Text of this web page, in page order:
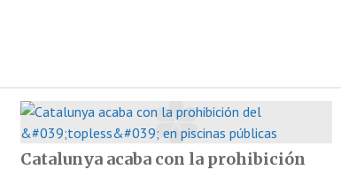
Catalunya acaba con la prohibición